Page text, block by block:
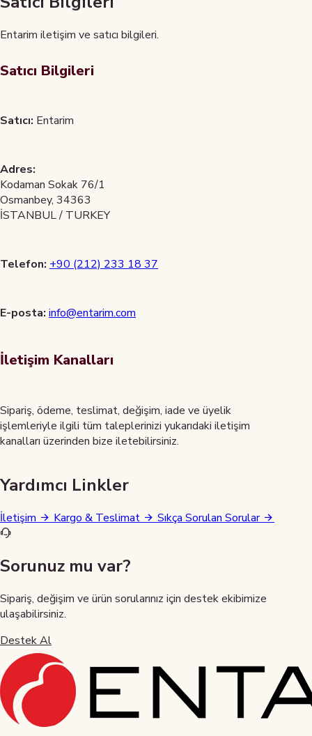
Entarim iletişim ve satıcı bilgileri.
Satıcı Bilgileri
Satıcı: Entarim
Adres:
Kodaman Sokak 76/1
Osmanbey, 34363
İSTANBUL / TURKEY
Telefon: +90 (212) 233 18 37
E-posta: info@entarim.com
İletişim Kanalları
Sipariş, ödeme, teslimat, değişim, iade ve üyelik
işlemleriyle ilgili tüm taleplerinizi yukarıdaki iletişim
kanalları üzerinden bize iletebilirsiniz.
Yardımcı Linkler
İletişim Kargo & Teslimat Sıkça Sorulan Sorular
Sorunuz mu var?
Sipariş, değişim ve ürün sorularınız için destek ekibimize
ulaşabilirsiniz.
Destek Al